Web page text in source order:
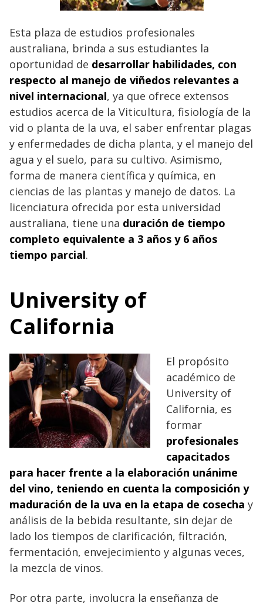
Esta plaza de estudios profesionales
australiana, brinda a sus estudiantes la
oportunidad de desarrollar habilidades, con
respecto al manejo de viñedos relevantes a
nivel internacional, ya que ofrece extensos
estudios acerca de la Viticultura, fisiología de la
vid o planta de la uva, el saber enfrentar plagas
y enfermedades de dicha planta, y el manejo del
agua y el suelo, para su cultivo. Asimismo,
forma de manera científica y química, en
ciencias de las plantas y manejo de datos. La
licenciatura ofrecida por esta universidad
australiana, tiene una duración de tiempo
completo equivalente a 3 años y 6 años
tiempo parcial.
University of
California
El propósito
académico de
University of
California, es
formar
profesionales
capacitados
para hacer frente a la elaboración unánime
del vino, teniendo en cuenta la composición y
maduración de la uva en la etapa de cosecha y
análisis de la bebida resultante, sin dejar de
lado los tiempos de clarificación, filtración,
fermentación, envejecimiento y algunas veces,
la mezcla de vinos.
Por otra parte, involucra la enseñanza de